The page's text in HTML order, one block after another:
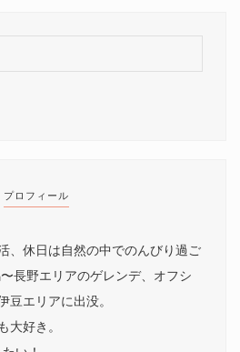
プロフィール
、休日は自然の中でのんびり過ご
長野エリアのゲレンデ、オフシ
豆エリアに出没。
大好き。